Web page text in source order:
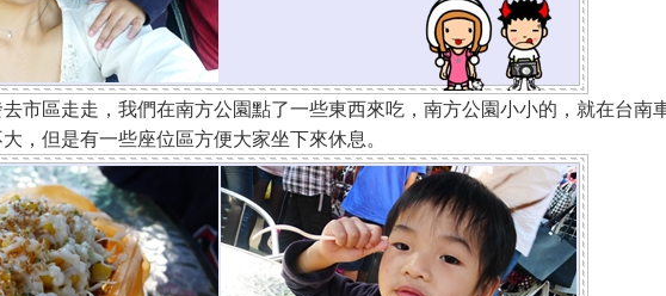
市區走走，我們在南方公園點了一些東西來吃，南方公園小小的，就在台南
，但是有一些座位區方便大家坐下來休息。